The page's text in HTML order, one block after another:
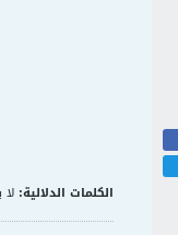
الكلمات الدلالية: